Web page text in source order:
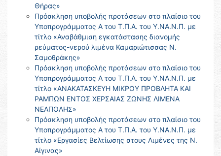
Θήρας»
Πρόσκληση υποβολής προτάσεων στο πλαίσιο του
Υποπρογράμματος Α του Τ.Π.Α. του Υ.ΝΑ.Ν.Π. με
τίτλο «Αναβάθμιση εγκατάστασης διανομής
ρεύματος-νερού λιμένα Καμαριώτισσας Ν.
Σαμοθράκης»
Πρόσκληση υποβολής προτάσεων στο πλαίσιο του
Υποπρογράμματος Α του Τ.Π.Α. του Υ.ΝΑ.Ν.Π. με
τίτλο «ΑΝΑΚΑΤΑΣΚΕΥΗ ΜΙΚΡΟΥ ΠΡΟΒΛΗΤΑ ΚΑΙ
ΡΑΜΠΩΝ ΕΝΤΟΣ ΧΕΡΣΑΙΑΣ ΖΩΝΗΣ ΛΙΜΕΝΑ
ΝΕΑΠΟΛΗΣ»
Πρόσκληση υποβολής προτάσεων στο πλαίσιο του
Υποπρογράμματος Α του Τ.Π.Α. του Υ.ΝΑ.Ν.Π. με
τίτλο «Εργασίες Βελτίωσης στους Λιμένες της Ν.
Αίγινας»